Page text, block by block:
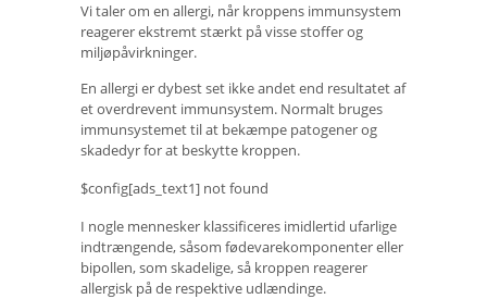
Vi taler om en allergi, når kroppens immunsystem
reagerer ekstremt stærkt på visse stoffer og
miljøpåvirkninger.
En allergi er dybest set ikke andet end resultatet af
et overdrevent immunsystem. Normalt bruges
immunsystemet til at bekæmpe patogener og
skadedyr for at beskytte kroppen.
$config[ads_text1] not found
I nogle mennesker klassificeres imidlertid ufarlige
indtrængende, såsom fødevarekomponenter eller
bipollen, som skadelige, så kroppen reagerer
allergisk på de respektive udlændinge.